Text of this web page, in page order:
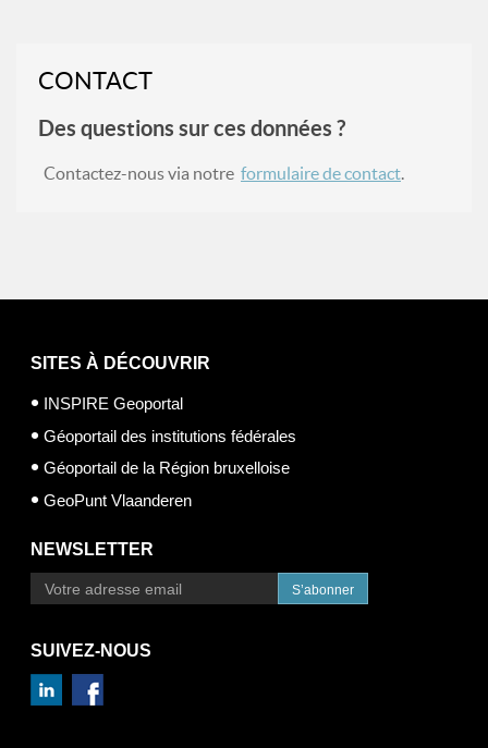
CONTACT
Des questions sur ces données ?
Contactez-nous via notre formulaire de contact.
SITES À DÉCOUVRIR
INSPIRE Geoportal
Géoportail des institutions fédérales
Géoportail de la Région bruxelloise
GeoPunt Vlaanderen
NEWSLETTER
S’abonner
SUIVEZ-NOUS